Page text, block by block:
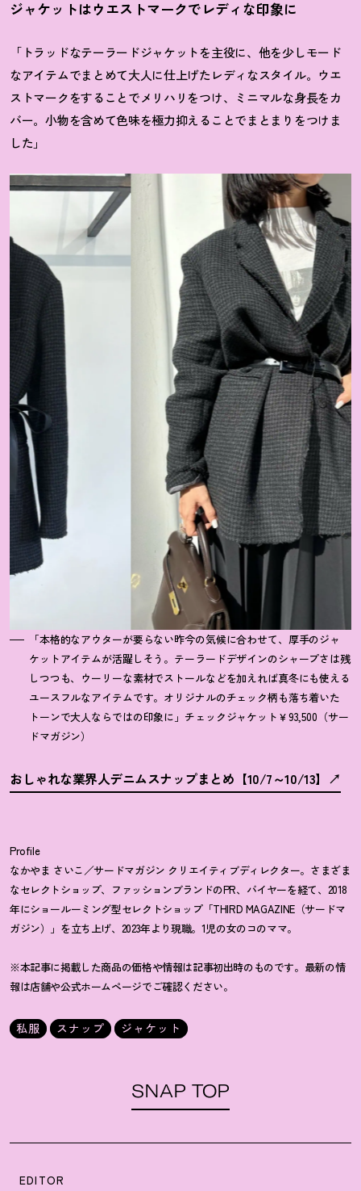
ジャケットはウエストマークでレディな印象に
「トラッドなテーラードジャケットを主役に、他を少しモード
なアイテムでまとめて大人に仕上げたレディなスタイル。ウエ
ストマークをすることでメリハリをつけ、ミニマルな身長をカ
バー。小物を含めて色味を極力抑えることでまとまりをつけま
した」
「本格的なアウターが要らない昨今の気候に合わせて、厚手のジャ
ケットアイテムが活躍しそう。テーラードデザインのシャープさは残
しつつも、ウーリーな素材でストールなどを加えれば真冬にも使える
ユースフルなアイテムです。オリジナルのチェック柄も落ち着いた
トーンで大人ならではの印象に」チェックジャケット￥93,500（サー
ドマガジン）
おしゃれな業界人デニムスナップまとめ【10/7～10/13】
Profile
なかやま さいこ／サードマガジン クリエイティブディレクター。さまざま
なセレクトショップ、ファッションブランドのPR、バイヤーを経て、2018
年にショールーミング型セレクトショップ「THIRD MAGAZINE（サードマ
ガジン）」を立ち上げ、2023年より現職。1児の女のコのママ。
※本記事に掲載した商品の価格や情報は記事初出時のものです。最新の情
報は店舗や公式ホームページでご確認ください。
私服 スナップ ジャケット
SNAP TOP
EDITOR